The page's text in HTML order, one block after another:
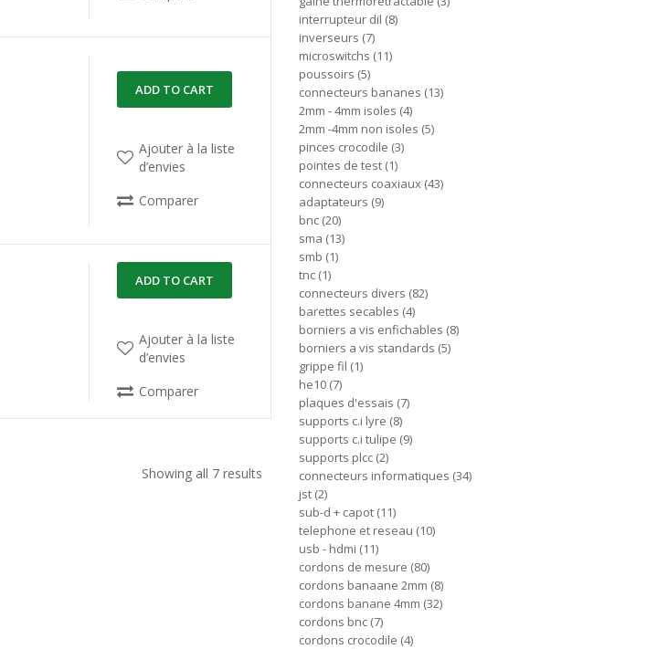
ADD TO CART
Ajouter à la liste
d’envies
Comparer
ADD TO CART
Ajouter à la liste
d’envies
Comparer
Showing all 7 results
interrupteur dil 8
inverseurs 7
microswitchs 11
poussoirs 5
connecteurs bananes 13
2mm - 4mm isoles 4
2mm -4mm non isoles 5
pinces crocodile 3
pointes de test 1
connecteurs coaxiaux 43
adaptateurs 9
bnc 20
sma 13
smb 1
tnc 1
connecteurs divers 82
barettes secables 4
borniers a vis enfichables 8
borniers a vis standards 5
grippe fil 1
he10 7
plaques d'essais 7
supports c.i lyre 8
supports c.i tulipe 9
supports plcc 2
connecteurs informatiques 34
jst 2
sub-d + capot 11
telephone et reseau 10
usb - hdmi 11
cordons de mesure 80
cordons banaane 2mm 8
cordons banane 4mm 32
cordons bnc 7
cordons crocodile 4